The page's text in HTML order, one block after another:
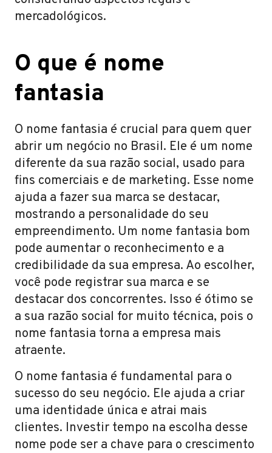
mercadológicos.
O que é nome
fantasia
O nome fantasia é crucial para quem quer
abrir um negócio no Brasil. Ele é um nome
diferente da sua razão social, usado para
fins comerciais e de marketing. Esse nome
ajuda a fazer sua marca se destacar,
mostrando a personalidade do seu
empreendimento. Um nome fantasia bom
pode aumentar o reconhecimento e a
credibilidade da sua empresa. Ao escolher,
você pode registrar sua marca e se
destacar dos concorrentes. Isso é ótimo se
a sua razão social for muito técnica, pois o
nome fantasia torna a empresa mais
atraente.
O nome fantasia é fundamental para o
sucesso do seu negócio. Ele ajuda a criar
uma identidade única e atrai mais
clientes. Investir tempo na escolha desse
nome pode ser a chave para o crescimento